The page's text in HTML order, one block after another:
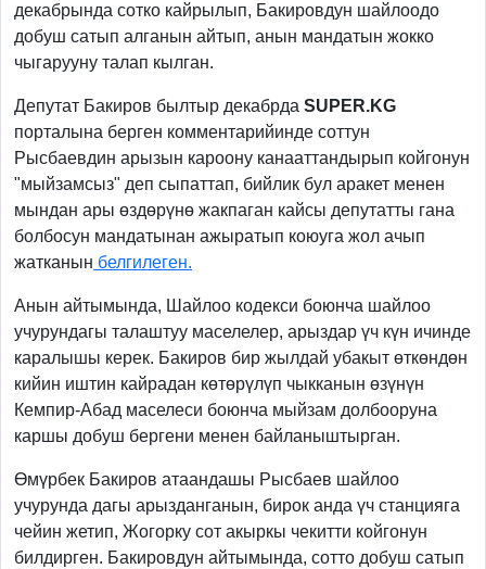
декабрында сотко кайрылып, Бакировдун шайлоодо
добуш сатып алганын айтып, анын мандатын жокко
чыгарууну талап кылган.
Депутат Бакиров былтыр декабрда SUPER.KG
порталына берген комментарийинде соттун
Рысбаевдин арызын кароону канааттандырып койгонун
"мыйзамсыз" деп сыпаттап, бийлик бул аракет менен
мындан ары өздөрүнө жакпаган кайсы депутатты гана
болбосун мандатынан ажыратып коюуга жол ачып
жатканын белгилеген.
Анын айтымында, Шайлоо кодекси боюнча шайлоо
учурундагы талаштуу маселелер, арыздар үч күн ичинде
каралышы керек. Бакиров бир жылдай убакыт өткөндөн
кийин иштин кайрадан көтөрүлүп чыкканын өзүнүн
Кемпир-Абад маселеси боюнча мыйзам долбооруна
каршы добуш бергени менен байланыштырган.
Өмүрбек Бакиров атаандашы Рысбаев шайлоо
учурунда дагы арызданганын, бирок анда үч станцияга
чейин жетип, Жогорку сот акыркы чекитти койгонун
билдирген. Бакировдун айтымында, сотто добуш сатып